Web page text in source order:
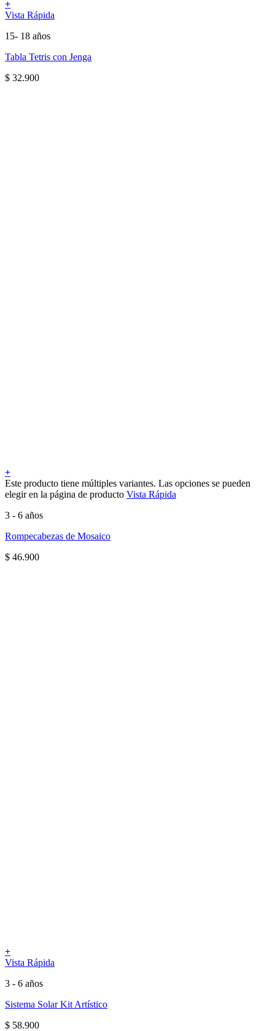
+
Vista Rápida
15- 18 años
Tabla Tetris con Jenga
$ 32.900
+
Este producto tiene múltiples variantes. Las opciones se pueden
elegir en la página de producto Vista Rápida
3 - 6 años
Rompecabezas de Mosaico
$ 46.900
+
Vista Rápida
3 - 6 años
Sistema Solar Kit Artístico
$ 58.900